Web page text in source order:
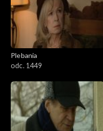
Plebania
odc. 1449